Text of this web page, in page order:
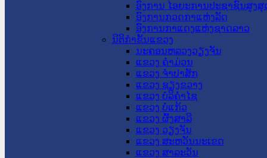
ອົງການ ໄອຍະການປະຊາຊົນສູງສຸ
ອົງການກວດກາແຫ່ງລັດ
ອົງການກາແດງແຫ່ງຊາດລາວ
ນິຕິກໍາຂັ້ນແຂວງ
ນະ​ຄອນ​ຫລວງວຽງຈັນ
ແຂວງ ຄໍາມ່ວນ
ແຂວງ ຈໍາປາສັກ
ແຂວງ ຊຽງຂວາງ
ແຂວງ ບໍລິຄໍາໄຊ
ແຂວງ ບໍ່ແກ້ວ
ແຂວງ ຜົ້ງສາລີ
ແຂວງ ວຽງຈັນ
ແຂວງ ສະຫວັນນະເຂດ
ແຂວງ ສາລະວັນ